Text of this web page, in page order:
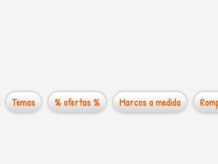
Temas % ofertas % Marcos a medida